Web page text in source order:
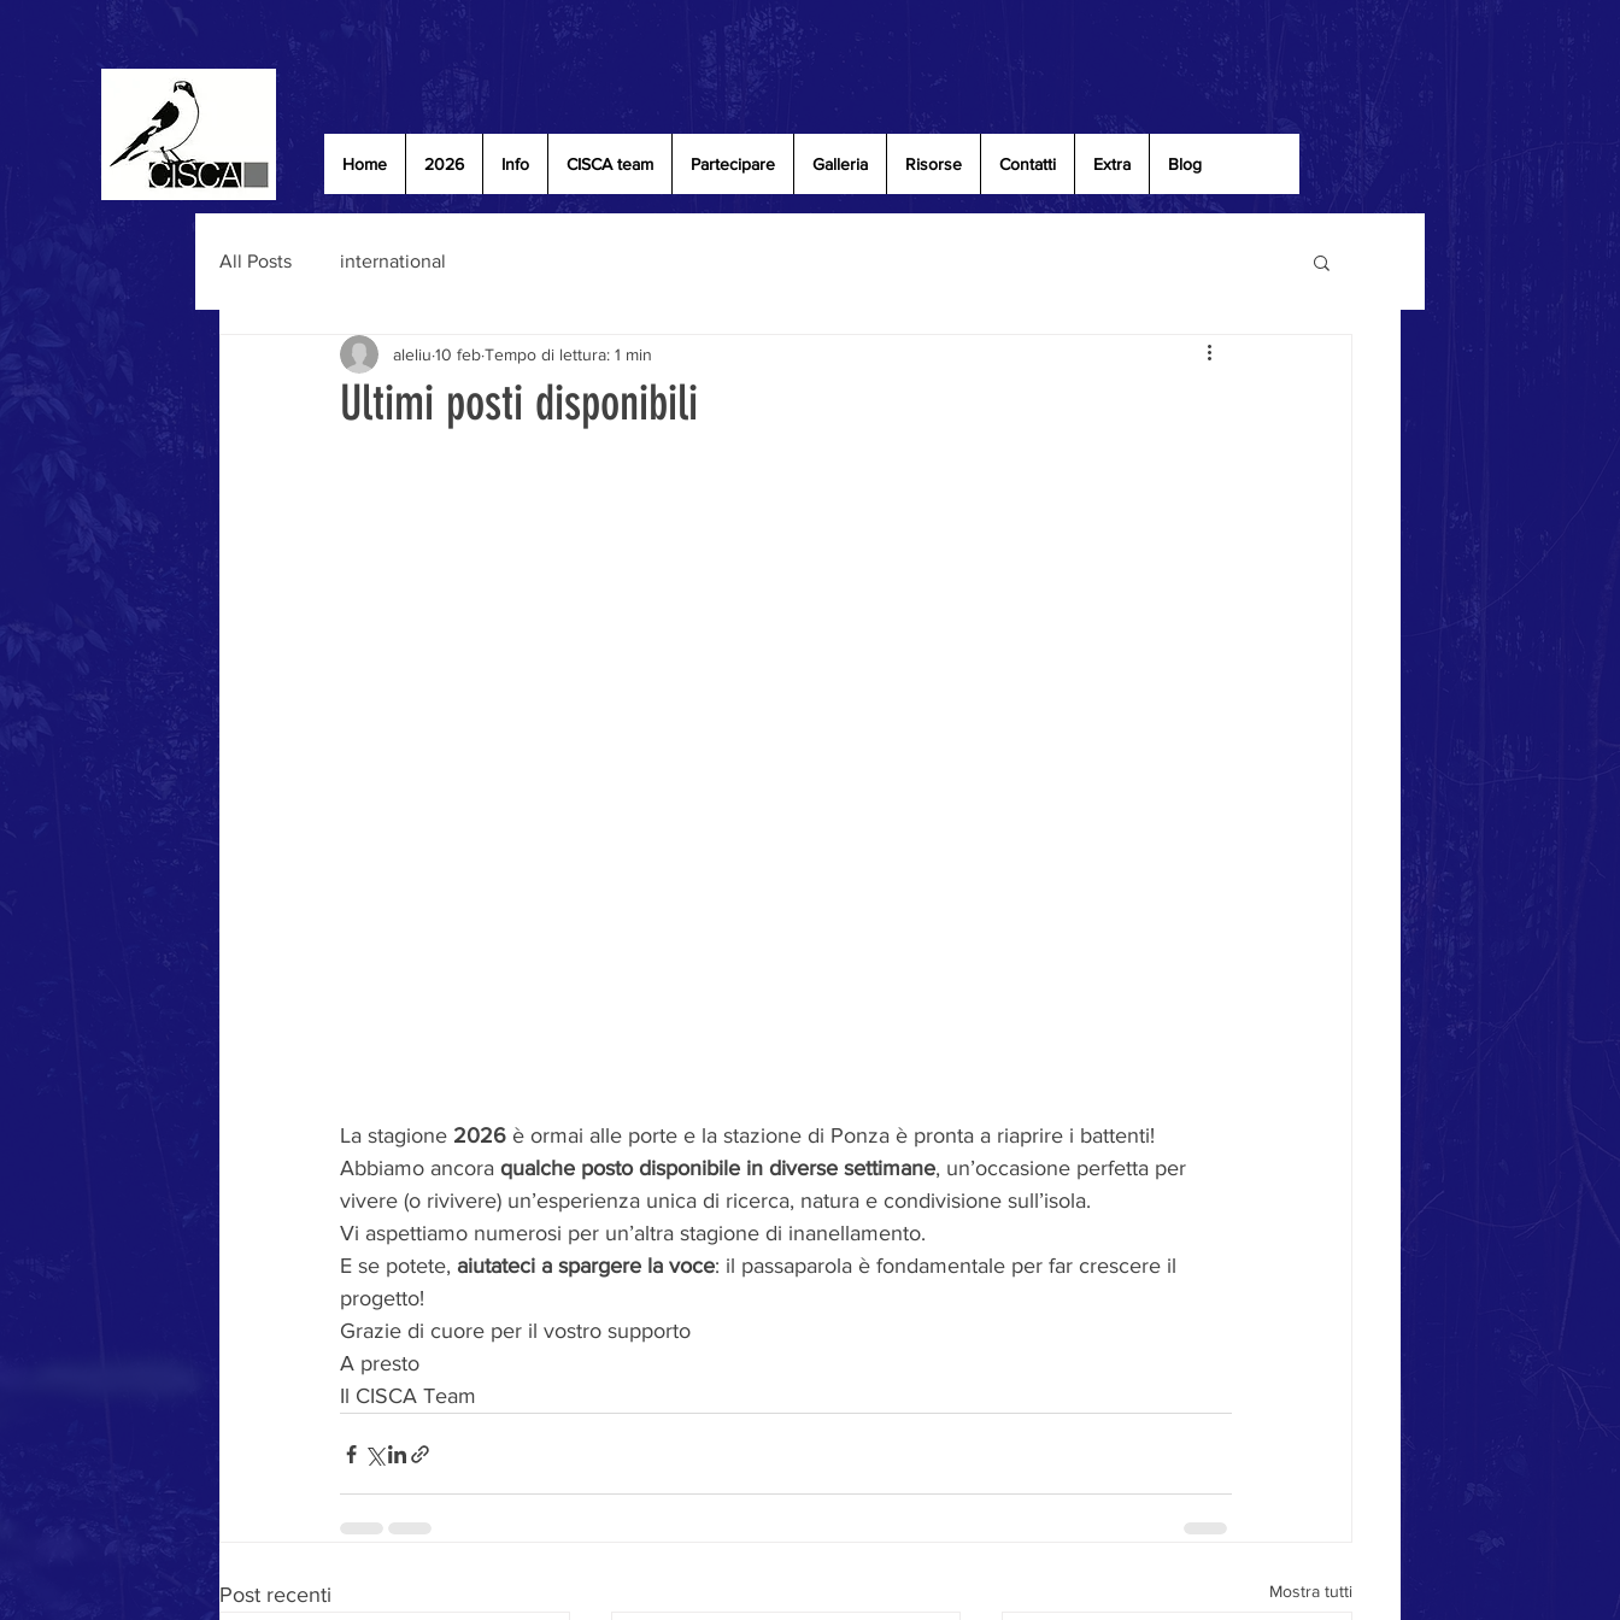
Home 2026 Info CISCA team Partecipare Galleria Risorse Contatti Extra Blog
All Posts international
Ultimi posti disponibili
aleliu 10 febTempo di lettura: 1 min
La stagione 2026 è ormai alle porte e la stazione di Ponza è pronta a riaprire i battenti!
Abbiamo ancora qualche posto disponibile in diverse settimane, un’occasione perfetta per
vivere (o rivivere) un’esperienza unica di ricerca, natura e condivisione sull’isola.
Vi aspettiamo numerosi per un’altra stagione di inanellamento.
E se potete, aiutateci a spargere la voce: il passaparola è fondamentale per far crescere il
progetto!
Grazie di cuore per il vostro supporto
A presto
Il CISCA Team
Post recenti Mostra tutti